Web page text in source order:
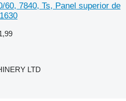
60, 7840, Ts, Panel superior de
LTD